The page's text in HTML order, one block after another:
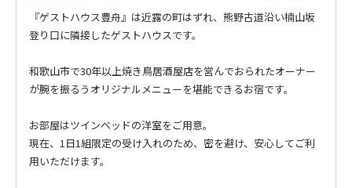
『ゲストハウス豊舟』は近露の町はずれ、熊野古道沿い楠山坂
登り口に隣接したゲストハウスです。
和歌山市で30年以上焼き鳥居酒屋店を営んでおられたオーナー
が腕を振るうオリジナルメニューを堪能できるお宿です。
お部屋はツインベッドの洋室をご用意。
現在、1日1組限定の受け入れのため、密を避け、安心してご利
用いただけます。